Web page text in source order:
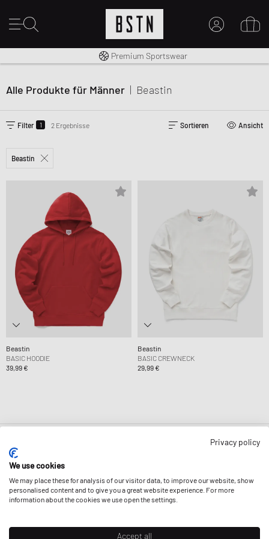
EINEN ACCOUNT ERSTELLEN
Kostenloser Versand nach DE ab € 70
Premium Sportswear
Alle Produkte für Männer | Beastin
Filter 1 2 Ergebnisse Sortieren Ansicht
Beastin
Beastin
BASIC HOODIE
39,99 €
Beastin
BASIC CREWNECK
29,99 €
NEWSLETTER
Privacy policy
We use cookies
We may place these for analysis of our visitor data, to improve our website, show
personalised content and to give you a great website experience. For more
information about the cookies we use open the settings.
Accept all